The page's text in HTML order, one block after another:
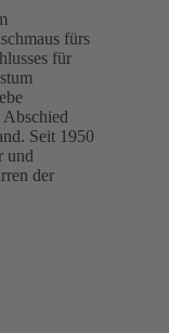
fürs
für
Abschied
Seit 1950
und
der